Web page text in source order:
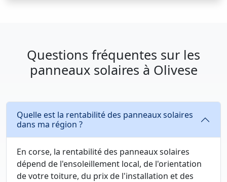
Questions fréquentes sur les
panneaux solaires à Olivese
Quelle est la rentabilité des panneaux solaires
dans ma région ?
En corse, la rentabilité des panneaux solaires
dépend de l'ensoleillement local, de l'orientation
de votre toiture, du prix de l'installation et des